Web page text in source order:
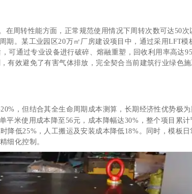
周转性能方面，正常规范使用情况下周转次数可达50
期。某工业园区20万㎡厂房建设项目中，通过采用LFT
可通过专业设备进行破碎、熔融重塑，回收利用率高达
效避免了有害气体排放，完全契合当前建筑行业绿色施
，但结合其全生命周期成本测算，长期经济性优势极
平米使用成本降至56元，成本降幅达30%，整个项目累
低25%，人工搬运及安装成本降低18%。同时，模板
细化控制。